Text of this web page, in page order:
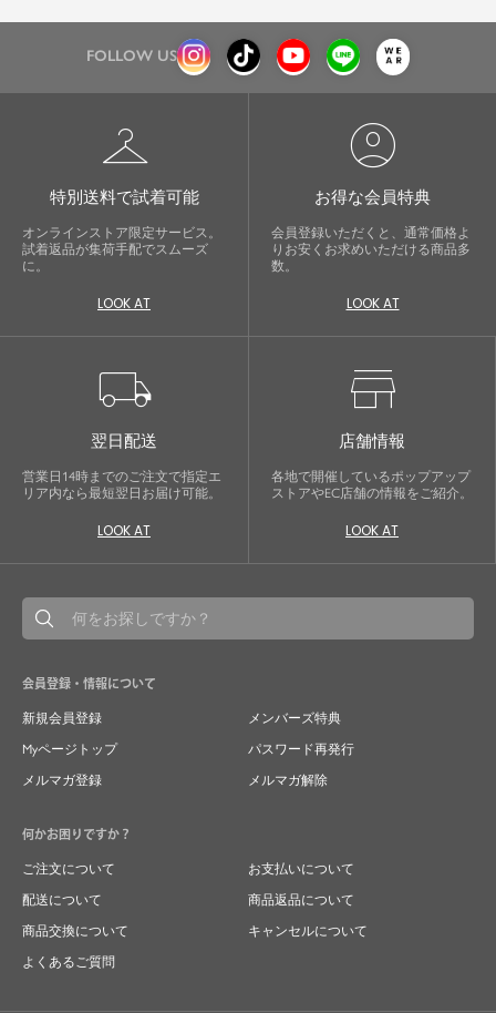
FOLLOW US
checkroom
特別送料で試着可能
オンラインストア限定サービス。
試着返品が集荷手配でスムーズ
に。
LOOK AT
account_circle
お得な会員特典
会員登録いただくと、通常価格よ
りお安くお求めいただける商品多
数。
LOOK AT
local_shipping
翌日配送
営業日14時までのご注文で指定エ
リア内なら最短翌日お届け可能。
LOOK AT
store
店舗情報
各地で開催しているポップアップ
ストアやEC店舗の情報をご紹介。
LOOK AT
会員登録・情報について
新規会員登録
メンバーズ特典
Myページトップ
パスワード再発行
メルマガ登録
メルマガ解除
何かお困りですか？
ご注文について
お支払いについて
配送について
商品返品について
商品交換について
キャンセルについて
よくあるご質問